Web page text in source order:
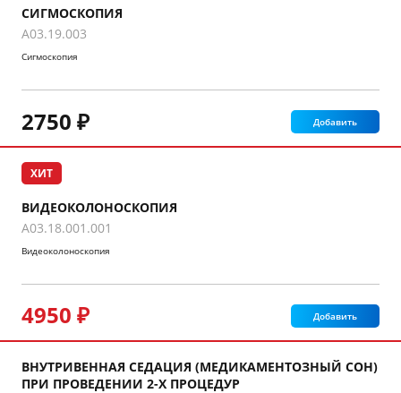
СИГМОСКОПИЯ
A03.19.003
Сигмоскопия
2750 ₽ Добавить
ХИТ
ВИДЕОКОЛОНОСКОПИЯ
A03.18.001.001
Видеоколоноскопия
4950 ₽ Добавить
ВНУТРИВЕННАЯ СЕДАЦИЯ (МЕДИКАМЕНТОЗНЫЙ СОН)
ПРИ ПРОВЕДЕНИИ 2-Х ПРОЦЕДУР